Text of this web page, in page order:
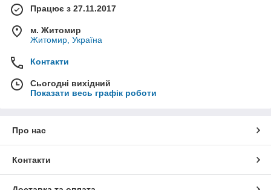
Працює з 27.11.2017
м. Житомир
Житомир, Україна
Контакти
Сьогодні вихідний
Показати весь графік роботи
Про нас
Контакти